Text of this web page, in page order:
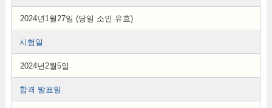
2024년1월27일 (당일 소인 유효)
시험일
2024년2월5일
합격 발표일